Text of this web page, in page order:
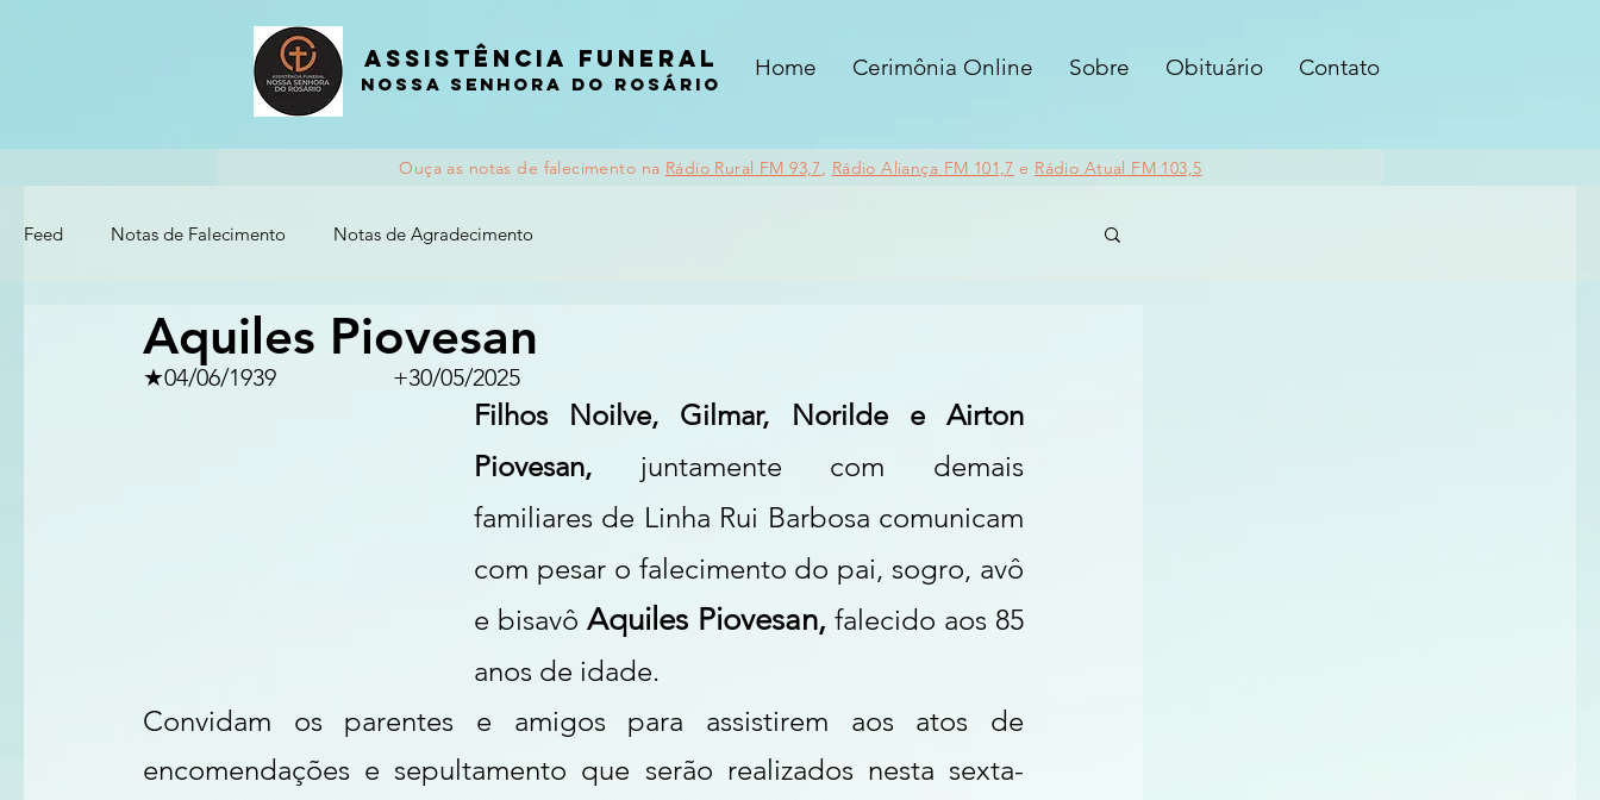
Assistência funeral
nossa senhora do rosário
Home Cerimônia Online Sobre Obituário Contato
Ouça as notas de falecimento na Rádio Rural FM 93,7, Rádio Aliança FM 101,7 e Rádio Atual FM 103,5
Feed Notas de Falecimento Notas de Agradecimento
Aquiles Piovesan
★04/06/1939		          +30/05/2025
Filhos Noilve, Gilmar, Norilde e Airton
Piovesan, juntamente com demais
familiares de Linha Rui Barbosa comunicam
com pesar o falecimento do pai, sogro, avô
e bisavô Aquiles Piovesan, falecido aos 85
anos de idade.
Convidam os parentes e amigos para assistirem aos atos de
encomendações e sepultamento que serão realizados nesta sexta-